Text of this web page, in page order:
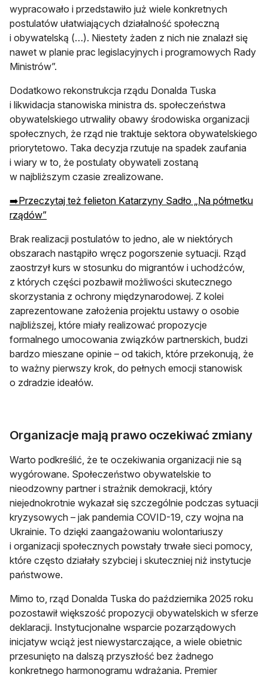
wypracowało i przedstawiło już wiele konkretnych
postulatów ułatwiających działalność społeczną
i obywatelską (…). Niestety żaden z nich nie znalazł się
nawet w planie prac legislacyjnych i programowych Rady
Ministrów”.
Dodatkowo rekonstrukcja rządu Donalda Tuska
i likwidacja stanowiska ministra ds. społeczeństwa
obywatelskiego utrwaliły obawy środowiska organizacji
społecznych, że rząd nie traktuje sektora obywatelskiego
priorytetowo. Taka decyzja rzutuje na spadek zaufania
i wiary w to, że postulaty obywateli zostaną
w najbliższym czasie zrealizowane.
➡️Przeczytaj też felieton Katarzyny Sadło „Na półmetku
rządów”
Brak realizacji postulatów to jedno, ale w niektórych
obszarach nastąpiło wręcz pogorszenie sytuacji. Rząd
zaostrzył kurs w stosunku do migrantów i uchodźców,
z których części pozbawił możliwości skutecznego
skorzystania z ochrony międzynarodowej. Z kolei
zaprezentowane założenia projektu ustawy o osobie
najbliższej, które miały realizować propozycje
formalnego umocowania związków partnerskich, budzi
bardzo mieszane opinie – od takich, które przekonują, że
to ważny pierwszy krok, do pełnych emocji stanowisk
o zdradzie ideałów.
Organizacje mają prawo oczekiwać zmiany
Warto podkreślić, że te oczekiwania organizacji nie są
wygórowane. Społeczeństwo obywatelskie to
nieodzowny partner i strażnik demokracji, który
niejednokrotnie wykazał się szczególnie podczas sytuacji
kryzysowych – jak pandemia COVID-19, czy wojna na
Ukrainie. To dzięki zaangażowaniu wolontariuszy
i organizacji społecznych powstały trwałe sieci pomocy,
które często działały szybciej i skuteczniej niż instytucje
państwowe.
Mimo to, rząd Donalda Tuska do października 2025 roku
pozostawił większość propozycji obywatelskich w sferze
deklaracji. Instytucjonalne wsparcie pozarządowych
inicjatyw wciąż jest niewystarczające, a wiele obietnic
przesunięto na dalszą przyszłość bez żadnego
konkretnego harmonogramu wdrażania. Premier